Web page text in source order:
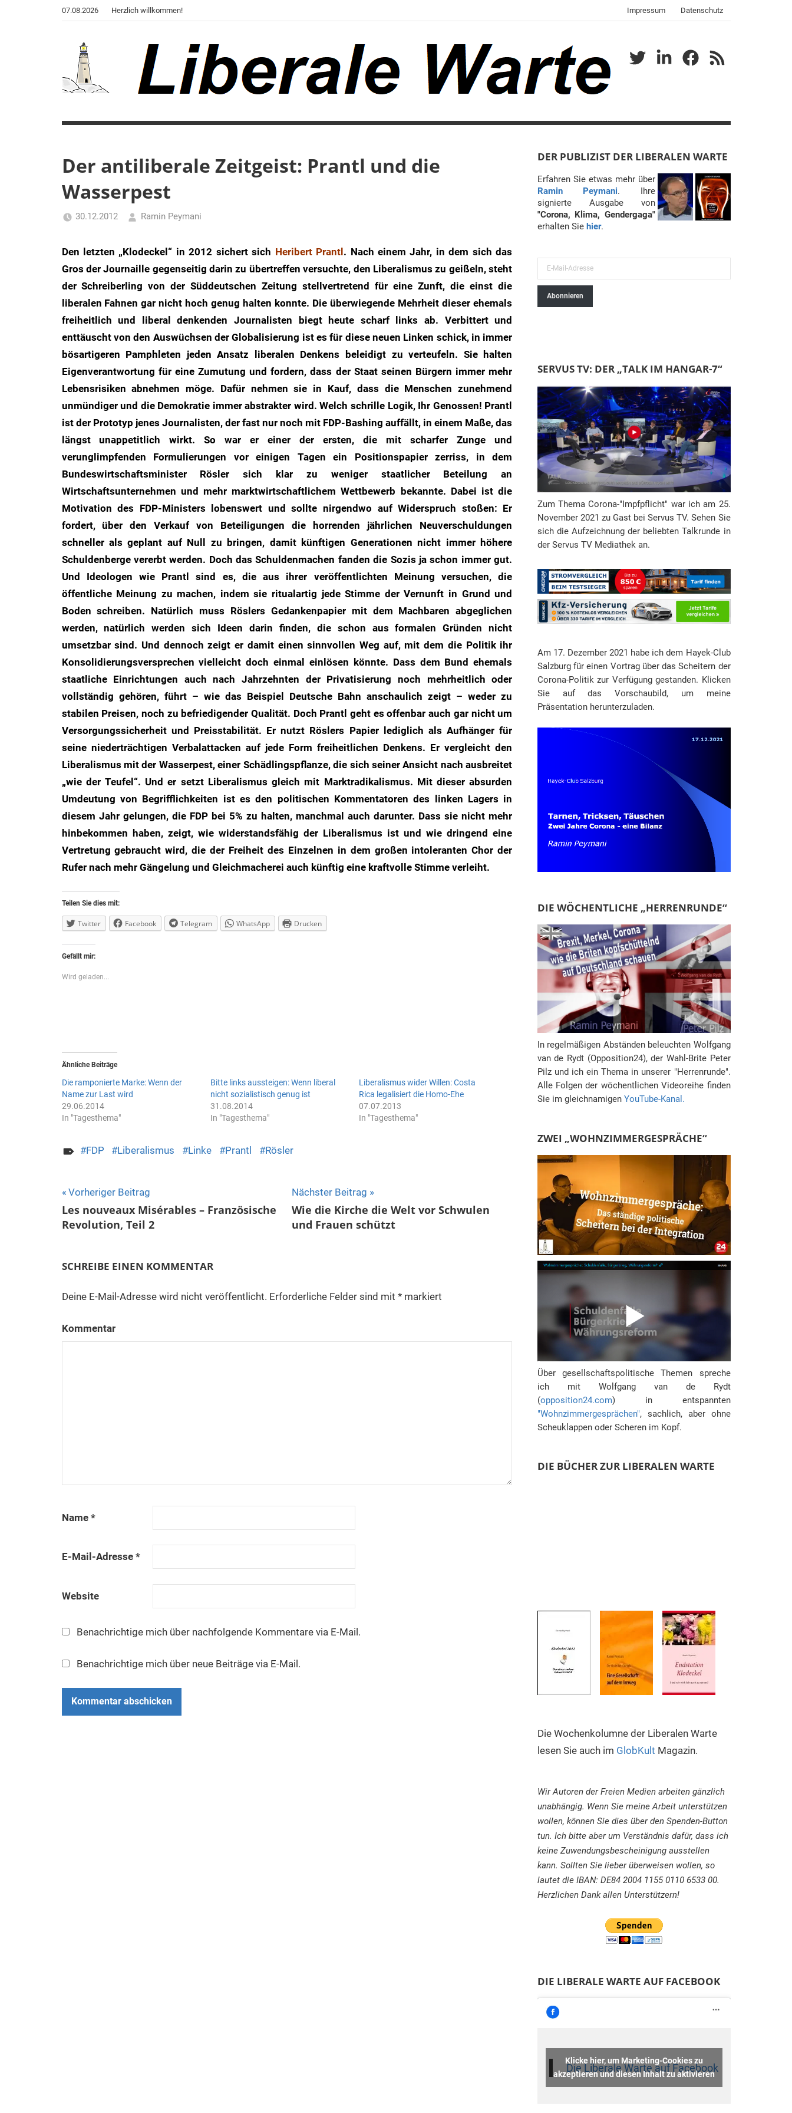
07.08.2026 Herzlich willkommen! Impressum Datenschutz
Liberale
Blog
von
"Corona,
Klima,
Gendergaga",
"Weltchaos",
Untergangs",
"Hexenjagd",
"Das
Grauen"
und
"Spukschloss
Deutschland"
TwitterLinkedInFacebook
RSS
Der antiliberale Zeitgeist: Prantl und die
Wasserpest
30.12.2012
Ramin Peymani
Den letzten „Klodeckel“ in 2012 sichert sich Heribert Prantl . Nach einem Jahr, in dem sich das
Gros der Journaille gegenseitig darin zu übertreffen versuchte, den Liberalismus zu geißeln, steht
der Schreiberling von der Süddeutschen Zeitung stellvertretend für eine Zunft, die einst die
liberalen Fahnen gar nicht hoch genug halten konnte. Die überwiegende Mehrheit dieser ehemals
freiheitlich und liberal denkenden Journalisten biegt heute scharf links ab. Verbittert und
enttäuscht von den Auswüchsen der Globalisierung ist es für diese neuen Linken schick, in immer
bösartigeren Pamphleten jeden Ansatz liberalen Denkens beleidigt zu verteufeln. Sie halten
Eigenverantwortung für eine Zumutung und fordern, dass der Staat seinen Bürgern immer mehr
Lebensrisiken abnehmen möge. Dafür nehmen sie in Kauf, dass die Menschen zunehmend
unmündiger und die Demokratie immer abstrakter wird. Welch schrille Logik, Ihr Genossen! Prantl
ist der Prototyp jenes Journalisten, der fast nur noch mit FDP-Bashing auffällt, in einem Maße, das
längst unappetitlich wirkt. So war er einer der ersten, die mit scharfer Zunge und
verunglimpfenden Formulierungen vor einigen Tagen ein Positionspapier zerriss, in dem
Bundeswirtschaftsminister Rösler sich klar zu weniger staatlicher Beteilung an
Wirtschaftsunternehmen und mehr marktwirtschaftlichem Wettbewerb bekannte. Dabei ist die
Motivation des FDP-Ministers lobenswert und sollte nirgendwo auf Widerspruch stoßen: Er
fordert, über den Verkauf von Beteiligungen die horrenden jährlichen Neuverschuldungen
schneller als geplant auf Null zu bringen, damit künftigen Generationen nicht immer höhere
Schuldenberge vererbt werden. Doch das Schuldenmachen fanden die Sozis ja schon immer gut.
Und Ideologen wie Prantl sind es, die aus ihrer veröffentlichten Meinung versuchen, die
öffentliche Meinung zu machen, indem sie ritualartig jede Stimme der Vernunft in Grund und
Boden schreiben. Natürlich muss Röslers Gedankenpapier mit dem Machbaren abgeglichen
werden, natürlich werden sich Ideen darin finden, die schon aus formalen Gründen nicht
umsetzbar sind. Und dennoch zeigt er damit einen sinnvollen Weg auf, mit dem die Politik ihr
Konsolidierungsversprechen vielleicht doch einmal einlösen könnte. Dass dem Bund ehemals
staatliche Einrichtungen auch nach Jahrzehnten der Privatisierung noch mehrheitlich oder
vollständig gehören, führt – wie das Beispiel Deutsche Bahn anschaulich zeigt – weder zu
stabilen Preisen, noch zu befriedigender Qualität. Doch Prantl geht es offenbar auch gar nicht um
Versorgungssicherheit und Preisstabilität. Er nutzt Röslers Papier lediglich als Aufhänger für
seine niederträchtigen Verbalattacken auf jede Form freiheitlichen Denkens. Er vergleicht den
Liberalismus mit der Wasserpest, einer Schädlingspflanze, die sich seiner Ansicht nach ausbreitet
„wie der Teufel“. Und er setzt Liberalismus gleich mit Marktradikalismus. Mit dieser absurden
Umdeutung von Begrifflichkeiten ist es den politischen Kommentatoren des linken Lagers in
diesem Jahr gelungen, die FDP bei 5% zu halten, manchmal auch darunter. Dass sie nicht mehr
hinbekommen haben, zeigt, wie widerstandsfähig der Liberalismus ist und wie dringend eine
Vertretung gebraucht wird, die der Freiheit des Einzelnen in dem großen intoleranten Chor der
Rufer nach mehr Gängelung und Gleichmacherei auch künftig eine kraftvolle Stimme verleiht.
Teilen Sie dies mit:
Twitter Facebook Telegram WhatsApp Drucken
Gefällt mir:
Wird geladen...
Ähnliche Beiträge
Die ramponierte Marke: Wenn der
Name zur Last wird
29.06.2014
In "Tagesthema"
Bitte links aussteigen: Wenn liberal
nicht sozialistisch genug ist
31.08.2014
In "Tagesthema"
Liberalismus wider Willen: Costa
Rica legalisiert die Homo-Ehe
07.07.2013
In "Tagesthema"
FDP Liberalismus Linke Prantl Rösler
Beitragsnavigation
Vorheriger Beitrag
Les nouveaux Misérables – Französische
Revolution, Teil 2
Nächster Beitrag
Wie die Kirche die Welt vor Schwulen
und Frauen schützt
SCHREIBE EINEN KOMMENTAR
Deine E-Mail-Adresse wird nicht veröffentlicht. Erforderliche Felder sind mit *markiert
Kommentar
Name *
E-Mail-Adresse *
Website
Benachrichtige mich über nachfolgende Kommentare via E-Mail.
Benachrichtige mich über neue Beiträge via E-Mail.
DER PUBLIZIST DER LIBERALEN WARTE
Erfahren Sie etwas mehr über
Ramin Peymani. Ihre
signierte Ausgabe von
"Corona, Klima, Gendergaga"
erhalten Sie hier.
-
-
A
d
r
e
s
s
Abonnieren
SERVUS TV: DER „TALK IM HANGAR-7“
Zum Thema Corona-"Impfpflicht" war ich am 25.
November 2021 zu Gast bei Servus TV. Sehen Sie
sich die Aufzeichnung der beliebten Talkrunde in
der Servus TV Mediathek an.
Am 17. Dezember 2021 habe ich dem Hayek-Club
Salzburg für einen Vortrag über das Scheitern der
Corona-Politik zur Verfügung gestanden. Klicken
Sie auf das Vorschaubild, um meine
Präsentation herunterzuladen.
DIE WÖCHENTLICHE „HERRENRUNDE“
In regelmäßigen Abständen beleuchten Wolfgang
van de Rydt (Opposition24), der Wahl-Brite Peter
Pilz und ich ein Thema in unserer "Herrenrunde".
Alle Folgen der wöchentlichen Videoreihe finden
Sie im gleichnamigen YouTube-Kanal.
ZWEI „WOHNZIMMERGESPRÄCHE“
Über gesellschaftspolitische Themen spreche
ich mit Wolfgang van de Rydt
(opposition24.com) in entspannten
"Wohnzimmergesprächen", sachlich, aber ohne
Scheuklappen oder Scheren im Kopf.
DIE BÜCHER ZUR LIBERALEN WARTE
Die Wochenkolumne der Liberalen Warte
lesen Sie auch im GlobKult Magazin.
Wir Autoren der Freien Medien arbeiten gänzlich
unabhängig. Wenn Sie meine Arbeit unterstützen
wollen, können Sie dies über den Spenden-Button
tun. Ich bitte aber um Verständnis dafür, dass ich
keine Zuwendungsbescheinigung ausstellen
kann. Sollten Sie lieber überweisen wollen, so
lautet die IBAN: DE84 2004 1155 0110 6533 00.
Herzlichen Dank allen Unterstützern!
DIE LIBERALE WARTE AUF FACEBOOK
Die Liberale Warte auf Facebook
Klicke hier, um Marketing-Cookies zu
akzeptieren und diesen Inhalt zu aktivieren